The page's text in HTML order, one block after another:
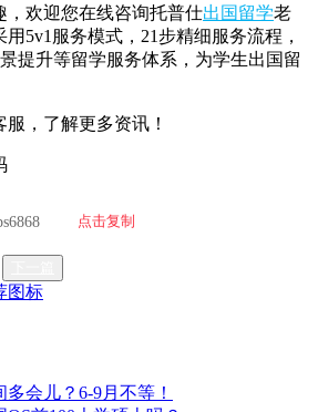
，欢迎您在线咨询托普仕出国留学老
用5v1服务模式，21步精细服务流程，
提升等留学服务体系，为学生出国留
，了解更多资讯！
点击复制
会儿？6-9月不等！